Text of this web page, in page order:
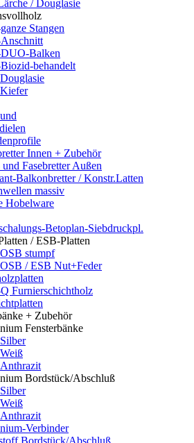
/ Douglasie
Stangen
Balken
behandelt
Innen + Zubehör
Fasebretter Außen
Balkonbretter / Konstr.Latten
massiv
Hobelware
Betoplan-Siebdruckpl.
/ ESB-Platten
OSB stumpf
OSB / ESB Nut+Feder
Furnierschichtholz
+ Zubehör
Fensterbänke
Silber
Weiß
Anthrazit
Bordstück/Abschluß
Silber
Weiß
Anthrazit
Verbinder